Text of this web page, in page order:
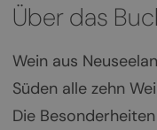
Über das
Wein aus
Süden alle zehn
Die